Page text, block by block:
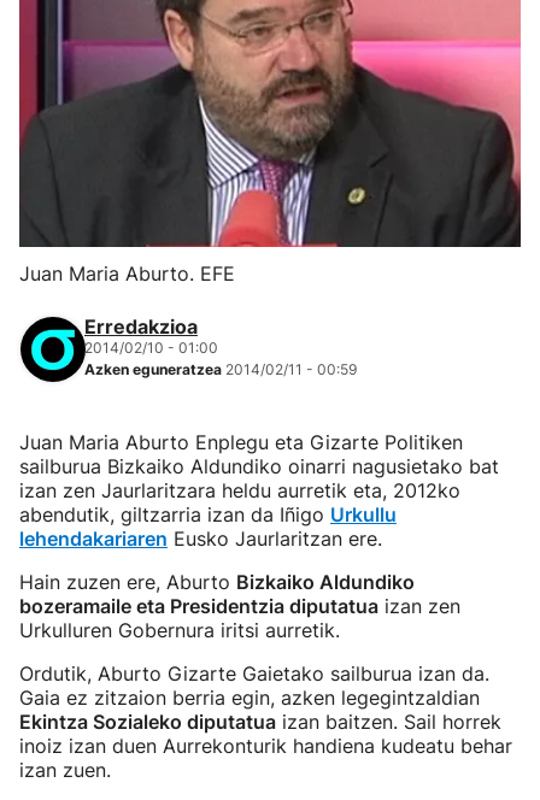
Juan Maria Aburto. EFE
Erredakzioa
2014/02/10 - 01:00
Azken eguneratzea 2014/02/11 - 00:59
Juan Maria Aburto Enplegu eta Gizarte Politiken
sailburua Bizkaiko Aldundiko oinarri nagusietako bat
izan zen Jaurlaritzara heldu aurretik eta, 2012ko
abendutik, giltzarria izan da Iñigo Urkullu
lehendakariaren Eusko Jaurlaritzan ere.
Hain zuzen ere, Aburto Bizkaiko Aldundiko
bozeramaile eta Presidentzia diputatua izan zen
Urkulluren Gobernura iritsi aurretik.
Ordutik, Aburto Gizarte Gaietako sailburua izan da.
Gaia ez zitzaion berria egin, azken legegintzaldian
Ekintza Sozialeko diputatua izan baitzen. Sail horrek
inoiz izan duen Aurrekonturik handiena kudeatu behar
izan zuen.